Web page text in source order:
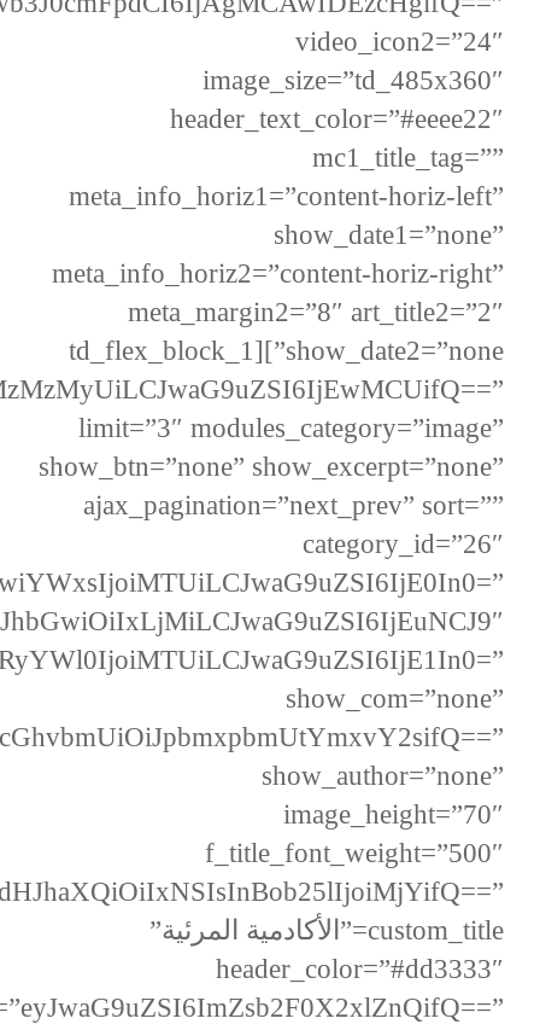
video_icon2=”24″
image_size=”td_485x360″
header_text_color=”#eeee22″
mc1_title_tag=””
meta_info_horiz1=”content-horiz-left”
show_date1=”none”
meta_info_horiz2=”content-horiz-right”
meta_margin2=”8″ art_title2=”2″
show_date2=”none”][td_flex_block_1
limit=”3″ modules_category=”image”
show_btn=”none” show_excerpt=”none”
ajax_pagination=”next_prev” sort=””
category_id=”26″
show_com=”none”
show_author=”none”
image_height=”70″
f_title_font_weight=”500″
custom_title=”الأكادمية المرئية”
header_color=”#dd3333″